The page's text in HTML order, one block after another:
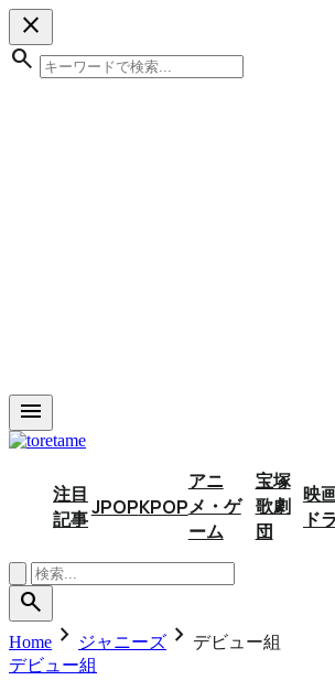
close
search
menu
注目
記事JPOPKPOP
アニ
メ・ゲ
ーム
宝塚
歌劇
団
映
ド
search
Home chevron_right ジャニーズ chevron_right デビュー組
デビュー組